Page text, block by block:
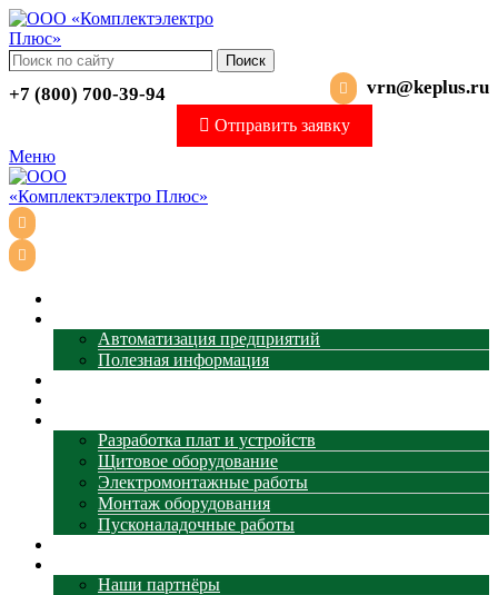
Поиск
vrn@keplus.ru
+7 (800) 700-39-94
Отправить заявку
Меню
Автоматизация предприятий
Полезная информация
Разработка плат и устройств
Щитовое оборудование
Электромонтажные работы
Монтаж оборудования
Пусконаладочные работы
Наши партнёры